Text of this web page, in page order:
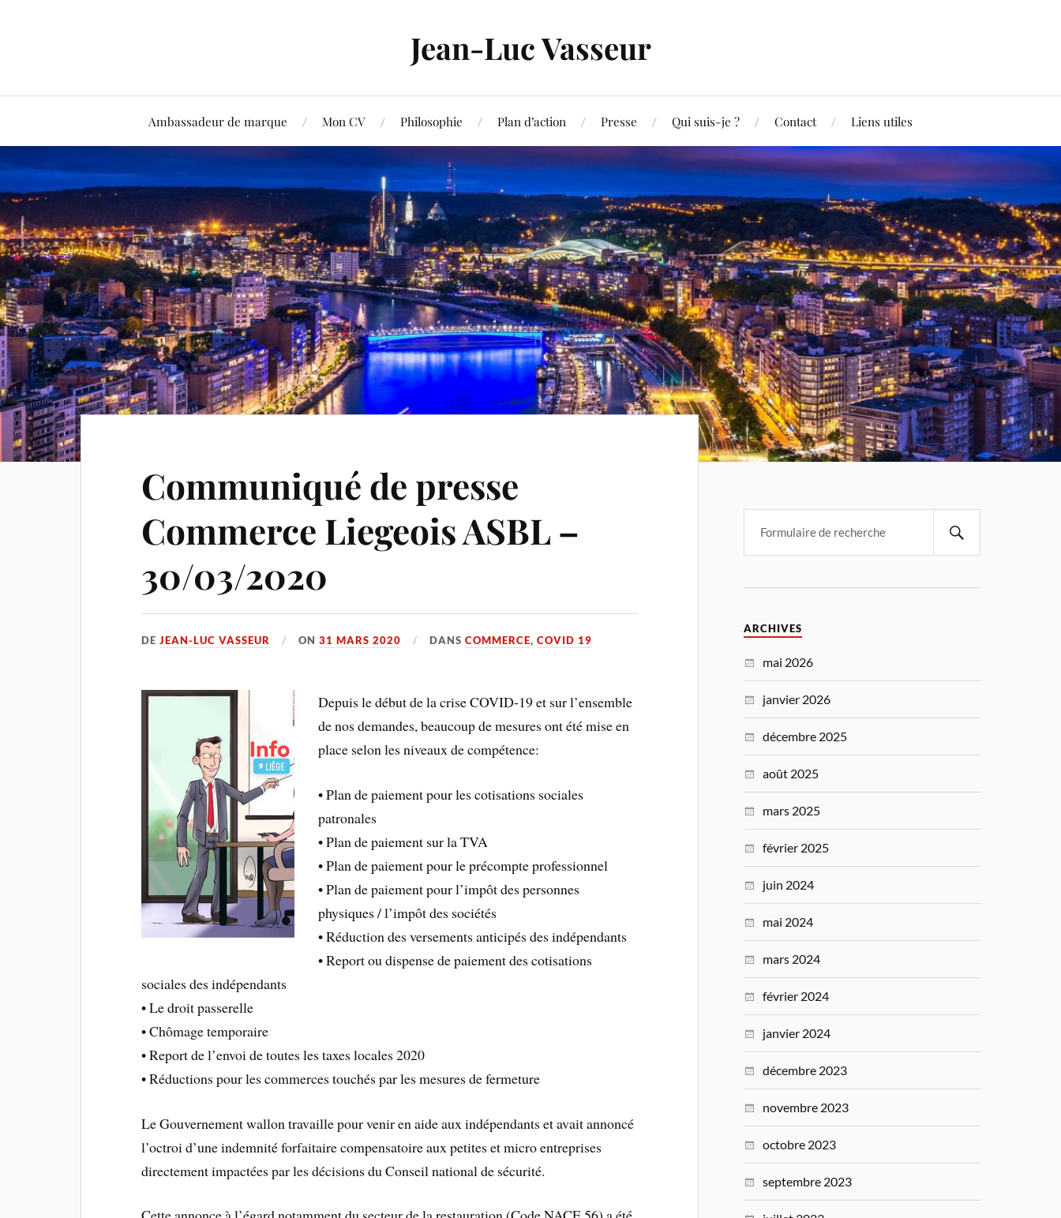
Jean-Luc Vasseur
Ambassadeur de marque Mon CV Philosophie Plan d’action Presse Qui suis-je ? Contact Liens utiles
Communiqué de presse
Commerce Liegeois ASBL –
30/03/2020
DEJEAN-LUC VASSEUR ON31 MARS 2020 DANSCOMMERCE,COVID 19
Depuis le début de la crise COVID-19 et sur l’ensemble
de nos demandes, beaucoup de mesures ont été mise en
place selon les niveaux de compétence:
• Plan de paiement pour les cotisations sociales
patronales
• Plan de paiement sur la TVA
• Plan de paiement pour le précompte professionnel
• Plan de paiement pour l’impôt des personnes
physiques / l’impôt des sociétés
• Réduction des versements anticipés des indépendants
• Report ou dispense de paiement des cotisations
sociales des indépendants
• Le droit passerelle
• Chômage temporaire
• Report de l’envoi de toutes les taxes locales 2020
• Réductions pour les commerces touchés par les mesures de fermeture
Le Gouvernement wallon travaille pour venir en aide aux indépendants et avait annoncé
l’octroi d’une indemnité forfaitaire compensatoire aux petites et micro entreprises
directement impactées par les décisions du Conseil national de sécurité.
ARCHIVES
mai 2026
janvier 2026
décembre 2025
août 2025
mars 2025
février 2025
juin 2024
mai 2024
mars 2024
février 2024
janvier 2024
décembre 2023
novembre 2023
octobre 2023
septembre 2023